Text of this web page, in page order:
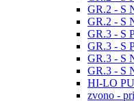
GR.2 - S
GR.2 - S
GR.3 - S
GR.3 - S
GR.3 - S
GR.3 - S
HI-LO
zvono -